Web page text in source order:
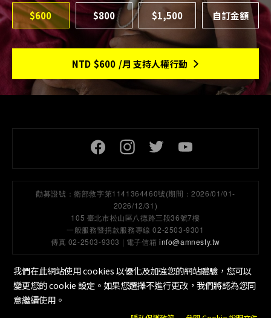
$600 $800 $1,500
NTD $600 /月 支持人權行動
我們在此網站使用 cookies 以優化及加強您的網站體驗，您可以
變更您的 cookie 設定。如果您選擇不進行更改，我們將認為您同
意繼續使用。
頁尾社交連結
勸募證號：衛部救字第1141364460號(期間：2026/01/01-
2026/12/31)
105 臺北市松山區八德路三段36號7樓
一般服務暨捐款服務專線 02-2503-9301
傳真 02-2503-9303 | 電子信箱 info@amnesty.tw
底部選單隱私保護政策 工作機會